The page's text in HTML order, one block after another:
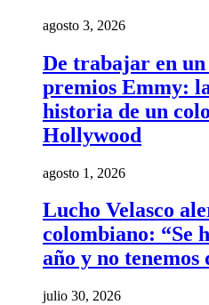
agosto 3, 2026
De trabajar en
premios Emmy:
historia de un
Hollywood
agosto 1, 2026
Lucho Velasco
colombiano: “Se
año y no
julio 30, 2026